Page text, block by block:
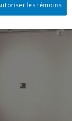
les témoins